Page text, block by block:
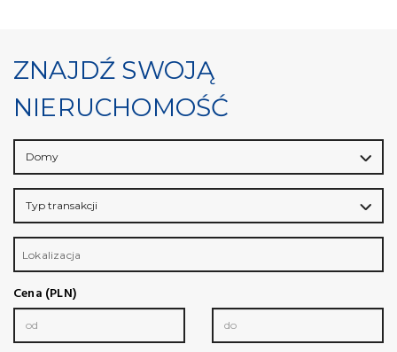
ZNAJDŹ SWOJĄ
NIERUCHOMOŚĆ
Domy
Typ transakcji
Lokalizacja
Cena (PLN)